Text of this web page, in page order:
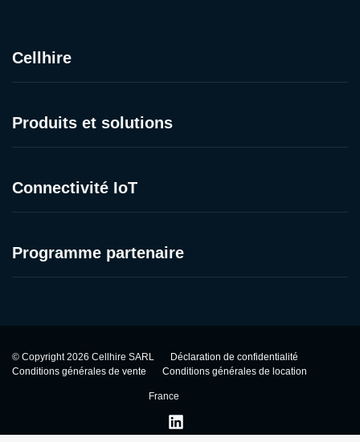
Cellhire
Produits et solutions
Connectivité IoT
Programme partenaire
© Copyright 2026 Cellhire SARL
Déclaration de confidentialité
Conditions générales de vente
Conditions générales de location
France